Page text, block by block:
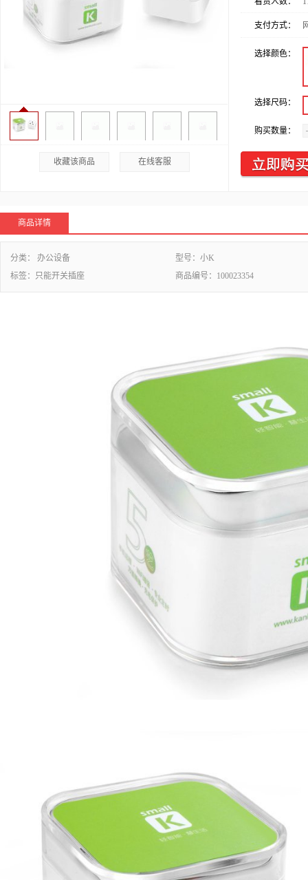
收藏该商品 在线客服
支付方式：
选择颜色：
选择尺码：
购买数量：
商品详情
分类： 办公设备 型号： 小K
标签： 只能开关插座 商品编号： 100023354